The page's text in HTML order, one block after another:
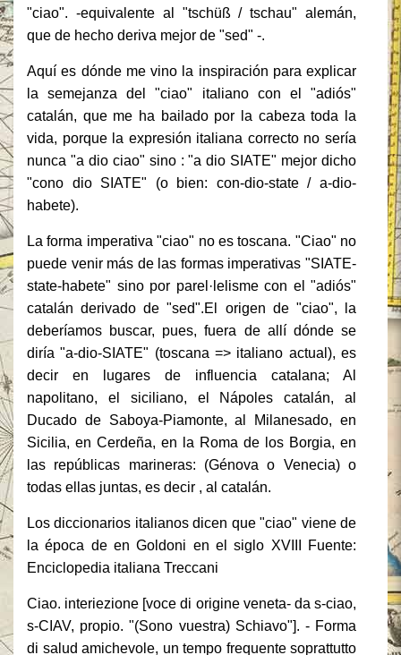
"ciao". -equivalente al "tschüß / tschau" alemán,
que de hecho deriva mejor de "sed" -.
Aquí es dónde me vino la inspiración para explicar
la semejanza del "ciao" italiano con el "adiós"
catalán, que me ha bailado por la cabeza toda la
vida, porque la expresión italiana correcto no sería
nunca "a dio ciao" sino : "a dio SIATE" mejor dicho
"cono dio SIATE" (o bien: con-dio-state / a-dio-
habete).
La forma imperativa "ciao" no es toscana. "Ciao" no
puede venir más de las formas imperativas "SIATE-
state-habete" sino por parel·lelisme con el "adiós"
catalán derivado de "sed".El origen de "ciao", la
deberíamos buscar, pues, fuera de allí dónde se
diría "a-dio-SIATE" (toscana => italiano actual), es
decir en lugares de influencia catalana;
Al
napolitano, el siciliano, el Nápoles catalán, al
Ducado de Saboya-Piamonte, al Milanesado, en
Sicilia, en Cerdeña, en la Roma de los Borgia, en
las repúblicas marineras: (Génova o Venecia) o
todas ellas juntas, es decir , al catalán.
Los diccionarios italianos dicen que "ciao" viene de
la época de en Goldoni en el siglo XVIII Fuente:
Enciclopedia italiana Treccani
Ciao. interiezione [voce di origine veneta- da s-ciao,
s-CIAV, propio. "(Sono vuestra) Schiavo"]. - Forma
di salud amichevole, un tempo frequente soprattutto